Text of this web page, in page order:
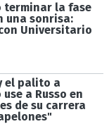
terminar la fase
una sonrisa:
Universitario
el palito a
a Russo en
de su carrera